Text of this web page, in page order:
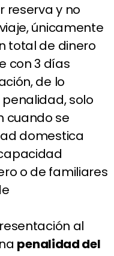
reserva y no
únicamente
total de dinero
con 3 días
de lo
solo
cuando se
domestica
o de familiares
al
penalidad del